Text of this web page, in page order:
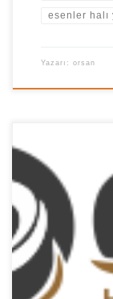
esenler halı
Yazarı: orsan
Esenler halı
yıkama fabrikası
esenler Birlik
mahallesi halı
yıkama fabrikası
esenlerin tüm
hizmetinde.